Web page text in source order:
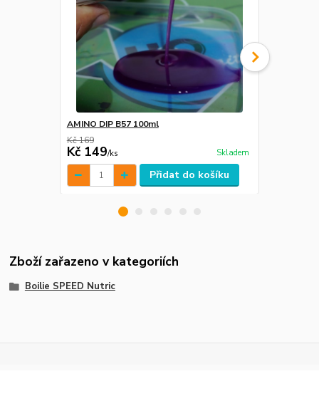
AMINO DIP B57 100ml
Kč 169
Kč 149/ks Skladem
Přidat do košíku
Zboží zařazeno v kategoriích
Boilie SPEED Nutric